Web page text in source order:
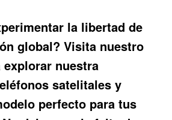
la libertad de
global? Visita nuestro
nuestra
satelitales y
perfecto para tus